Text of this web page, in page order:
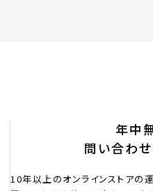
年中
問い合わ
10年以上のオンラインストアの